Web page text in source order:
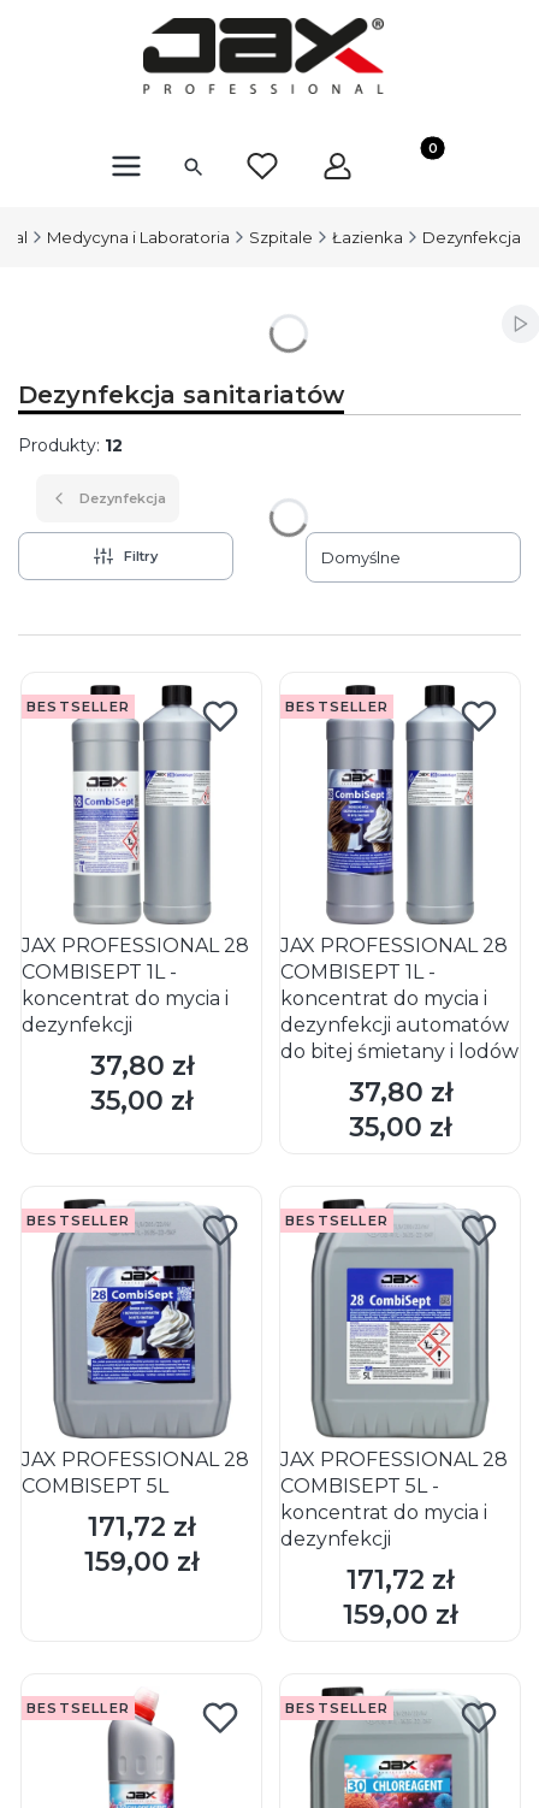
Produkty w
Medycyna i Laboratoria Szpitale Łazienka Dezynfekcja
Dezynfekcja sanitariatów
Produkty: 12
Dezynfekcja
Filtry Domyślne
BESTSELLER
JAX PROFESSIONAL 28
COMBISEPT 1L -
koncentrat do mycia i
dezynfekcji
Cena
37,80 zł
Cena
35,00 zł
DO KOSZYKA
BESTSELLER
JAX PROFESSIONAL 28
COMBISEPT 1L -
koncentrat do mycia i
dezynfekcji automatów
do bitej śmietany i lodów
Cena
37,80 zł
Cena
35,00 zł
DO KOSZYKA
BESTSELLER
JAX PROFESSIONAL 28
COMBISEPT 5L
Cena
171,72 zł
Cena
159,00 zł
BESTSELLER
JAX PROFESSIONAL 28
COMBISEPT 5L -
koncentrat do mycia i
dezynfekcji
Cena
171,72 zł
Cena
159,00 zł
DO KOSZYKA
BESTSELLER BESTSELLER